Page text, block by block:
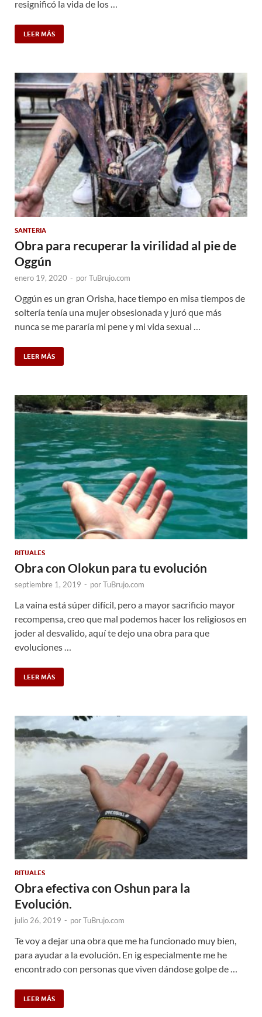
resignificó la vida de los …
LEER MÁS
SANTERIA
Obra para recuperar la virilidad al pie de
Oggún
enero 19, 2020 - porTuBrujo.com
Oggún es un gran Orisha, hace tiempo en misa tiempos de
soltería tenía una mujer obsesionada y juró que más
nunca se me pararía mi pene y mi vida sexual …
LEER MÁS
RITUALES
Obra con Olokun para tu evolución
septiembre 1, 2019 - porTuBrujo.com
La vaina está súper difícil, pero a mayor sacrificio mayor
recompensa, creo que mal podemos hacer los religiosos en
joder al desvalido, aquí te dejo una obra para que
evoluciones …
LEER MÁS
RITUALES
Obra efectiva con Oshun para la
Evolución.
julio 26, 2019 - porTuBrujo.com
Te voy a dejar una obra que me ha funcionado muy bien,
para ayudar a la evolución. En ig especialmente me he
encontrado con personas que viven dándose golpe de …
LEER MÁS